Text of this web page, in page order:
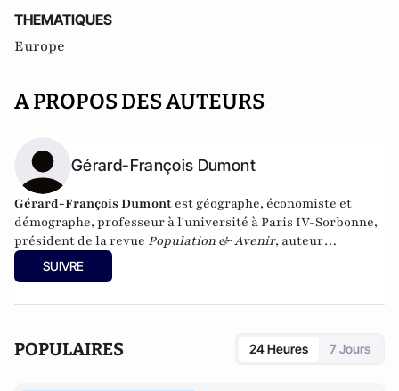
THEMATIQUES
Europe
A PROPOS DES AUTEURS
Gérard-François Dumont
Gérard-François Dumont est géographe, économiste et
démographe, professeur à l'université à Paris IV-Sorbonne,
président de la revue Population & Avenir, auteur
notamment de
Populations et Territoires de France en 2030
(L’Harmattan),et
SUIVRE
POPULAIRES 24 Heures 7 Jours